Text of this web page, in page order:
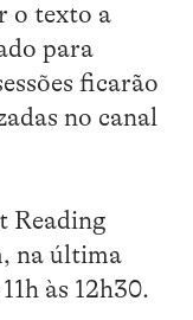
o texto a
para
ficarão
no canal
Reading
na última
às 12h30.